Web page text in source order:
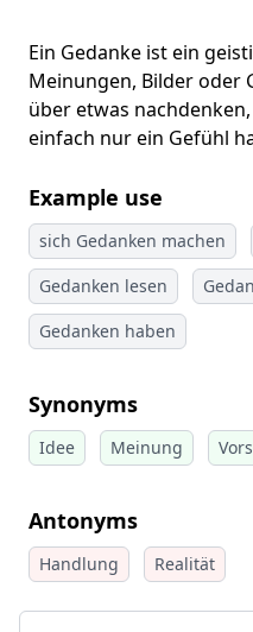
Ein Gedanke ist ein
Meinungen, Bilder oder
über etwas
einfach nur ein Gefühl
Example use
sich Gedanken machen
Gedanken lesen
Gedanken haben
Synonyms
Idee Meinung
Antonyms
Handlung Realität